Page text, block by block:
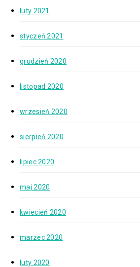
luty 2021
styczeń 2021
grudzień 2020
listopad 2020
wrzesień 2020
sierpień 2020
lipiec 2020
maj 2020
kwiecień 2020
marzec 2020
luty 2020